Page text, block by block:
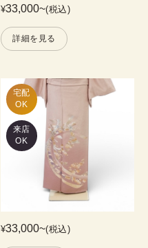
¥33,000~(税込)
詳細を見る
宅配
OK
来店
OK
¥33,000~(税込)